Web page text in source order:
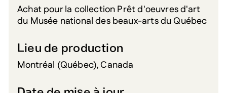
Achat pour la collection Prêt d'oeuvres d'art
du Musée national des beaux-arts du Québec
Lieu de production
Montréal (Québec), Canada